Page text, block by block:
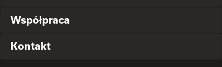
Współpraca
Kontakt